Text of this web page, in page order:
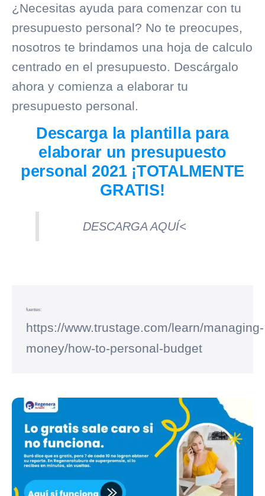
¿Necesitas ayuda para comenzar con tu
presupuesto personal? No te preocupes,
nosotros te brindamos una hoja de calculo
centrado en el presupuesto. Descárgalo
ahora y comienza a elaborar tu
presupuesto personal.
Descarga la plantilla para
elaborar un presupuesto
personal 2021 ¡TOTALMENTE
GRATIS!
DESCARGA AQUÍ<
https://www.trustage.com/learn/managing-
money/how-to-personal-budget